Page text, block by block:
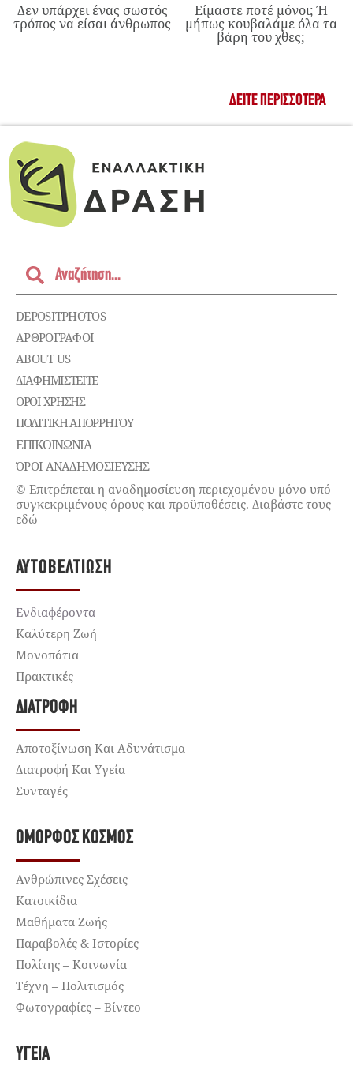
Δεν υπάρχει ένας σωστός
τρόπος να είσαι άνθρωπος
Είμαστε ποτέ μόνοι; Ή
μήπως κουβαλάμε όλα τα
βάρη του χθες;
ΔΕΊΤΕ ΠΕΡΙΣΣΌΤΕΡΑ
DEPOSITPHOTOS
ΑΡΘΡΟΓΡΑΦΟΙ
ABOUT US
ΔΙΑΦΗΜΙΣΤΕΊΤΕ
ΌΡΟΙ ΧΡΉΣΗΣ
ΠΟΛΙΤΙΚΉ ΑΠΟΡΡΉΤΟΥ
ΕΠΙΚΟΙΝΩΝΊΑ
ΌΡΟΙ ΑΝΑΔΗΜΟΣΙΕΥΣΗΣ
© Επιτρέπεται η αναδημοσίευση περιεχομένου μόνο υπό
συγκεκριμένους όρους και προϋποθέσεις. Διαβάστε τους
εδώ
ΑΥΤΟΒΕΛΤΊΩΣΗ
Ενδιαφέροντα
Καλύτερη Ζωή
Μονοπάτια
Πρακτικές
ΔΙΑΤΡΟΦΉ
Αποτοξίνωση Και Αδυνάτισμα
Διατροφή Και Υγεία
Συνταγές
ΌΜΟΡΦΟΣ ΚΌΣΜΟΣ
Ανθρώπινες Σχέσεις
Κατοικίδια
Μαθήματα Ζωής
Παραβολές & Ιστορίες
Πολίτης – Κοινωνία
Τέχνη – Πολιτισμός
Φωτογραφίες – Βίντεο
ΥΓΕΊΑ